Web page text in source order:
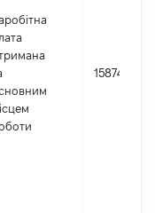
158743